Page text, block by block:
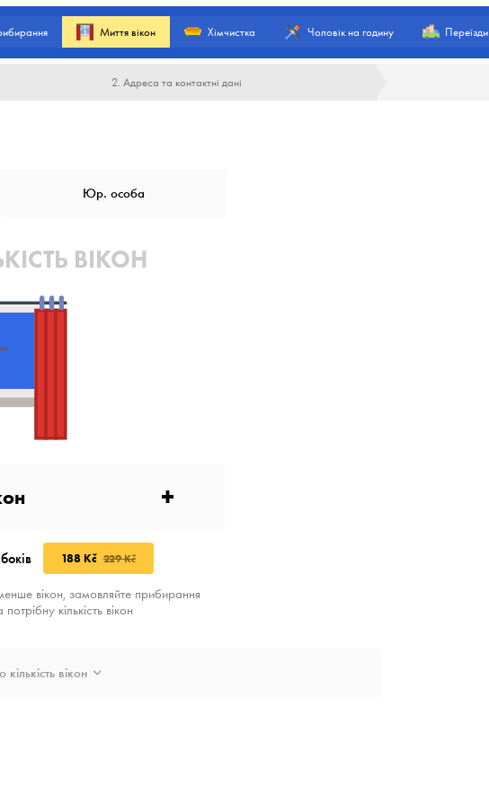
Миття вікон Хімчистка Чоловік на годину Переїзди
2. Адреса та контактні дані
Юр. особа
ВІКОН
+
188 Kč 229 Kč
вікон, замовляйте прибирання
кількість вікон
вікон